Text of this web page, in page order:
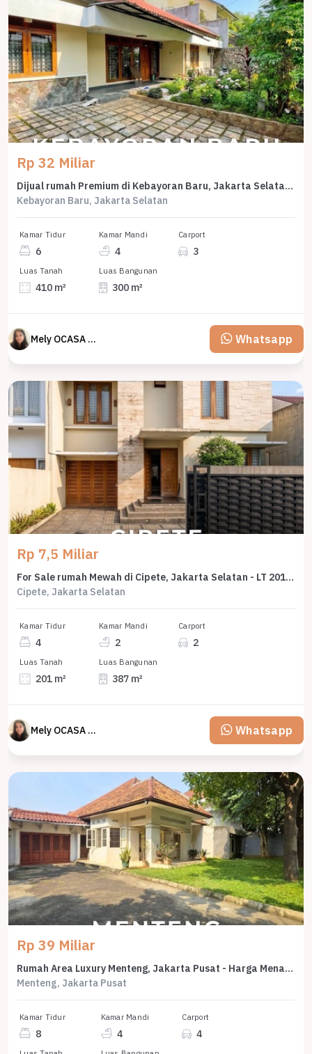
Rp 32 Miliar
Dijual rumah Premium di Kebayoran Baru, Jakarta Selatan - LT 410m²
Kebayoran Baru, Jakarta Selatan
Kamar Tidur
6
Kamar Mandi
4
Carport
3
Luas Tanah
410 m²
Luas Bangunan
300 m²
Mely OCASA PROPERTY Whatsapp
Rp 7,5 Miliar
For Sale rumah Mewah di Cipete, Jakarta Selatan - LT 201m²
Cipete, Jakarta Selatan
Kamar Tidur
4
Kamar Mandi
2
Carport
2
Luas Tanah
201 m²
Luas Bangunan
387 m²
Mely OCASA PROPERTY Whatsapp
Rp 39 Miliar
Rumah Area Luxury Menteng, Jakarta Pusat - Harga Menarik 39 Miliar
Menteng, Jakarta Pusat
Kamar Tidur
8
Kamar Mandi
4
Carport
4